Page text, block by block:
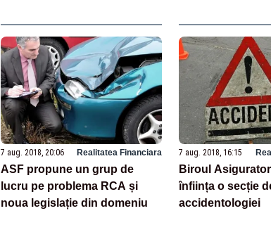
7 aug. 2018, 20:06 Realitatea Financiara
ASF propune un grup de
lucru pe problema RCA și
noua legislație din domeniu
7 aug. 2018, 16:15
Biroul
înființa o secție
accidentologiei